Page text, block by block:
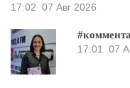
17:02 07 Авг 2026
17:01
07